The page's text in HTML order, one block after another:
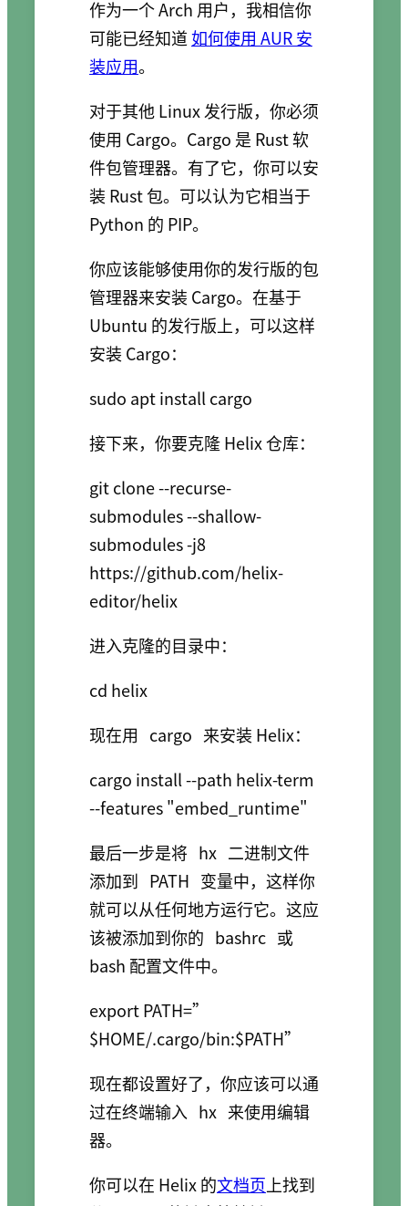
作为一个 Arch 用户，我相信你
可能已经知道如何使用 AUR 安
装应用。
对于其他 Linux 发行版，你必须
使用 Cargo。Cargo 是 Rust 软
件包管理器。有了它，你可以安
装 Rust 包。可以认为它相当于
Python 的 PIP。
你应该能够使用你的发行版的包
管理器来安装 Cargo。在基于
Ubuntu 的发行版上，可以这样
安装 Cargo：
接下来，你要克隆 Helix 仓库：
git clone --recurse-
submodules --shallow-
submodules -j8
https://github.com/helix-
进入克隆的目录中：
现在用 cargo 来安装 Helix：
cargo install --path helix-term
最后一步是将 hx 二进制文件
添加到 PATH 变量中，这样你
就可以从任何地方运行它。这应
该被添加到你的 bashrc 或
bash 配置文件中。
export PATH=”
现在都设置好了，你应该可以通
过在终端输入 hx 来使用编辑
器。
你可以在 Helix 的文档页 上找到